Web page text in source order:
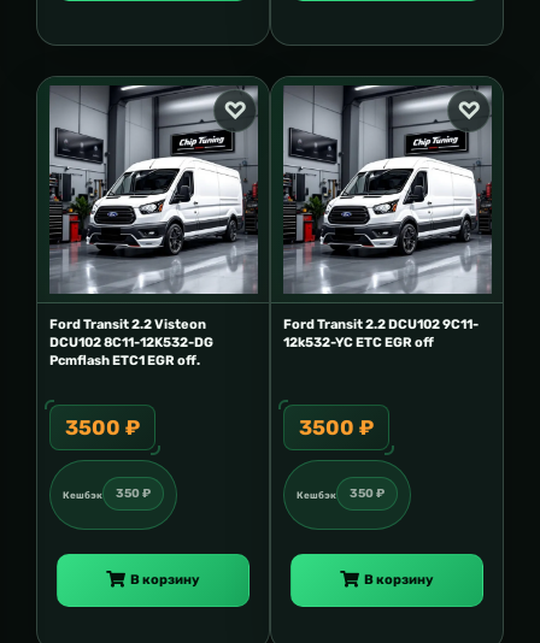
Ford Transit 2.2 Visteon
DCU102 8C11-12K532-DG
Pcmflash ETC1 EGR off.
3500 ₽
Кешбэк 350 ₽
В корзину
Ford Transit 2.2 DCU102 9C11-
12k532-YC ETC EGR off
3500 ₽
Кешбэк 350 ₽
В корзину